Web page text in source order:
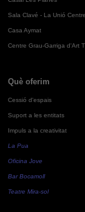
Sala Clavé - La Unió
Casa Aymat
Centre Grau-Garriga d'Art
Què oferim
Cessió d'espais
Suport a les entitats
Impuls a la creativitat
La Pua
Oficina Jove
Bar Bocamoll
Teatre Mira-sol